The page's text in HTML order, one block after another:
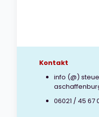
Kontakt
info (@)
06021 / 45 67